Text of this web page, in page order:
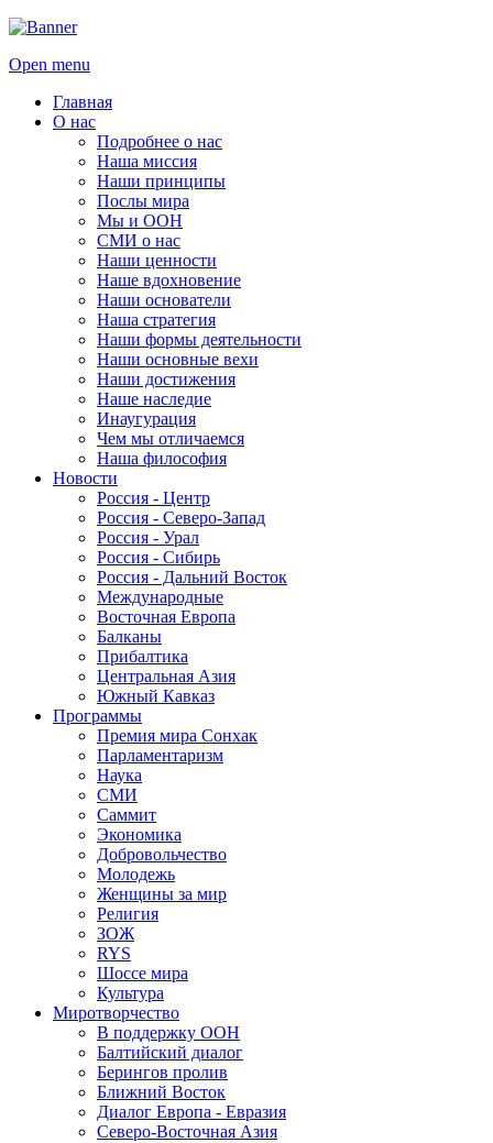
Open menu
Главная
О нас
Подробнее о нас
Наша миссия
Наши принципы
Послы мира
Мы и ООН
СМИ о нас
Наши ценности
Наше вдохновение
Наши основатели
Наша стратегия
Наши формы деятельности
Наши основные вехи
Наши достижения
Наше наследие
Инаугурация
Чем мы отличаемся
Наша философия
Новости
Россия - Центр
Россия - Северо-Запад
Россия - Урал
Россия - Сибирь
Россия - Дальний Восток
Международные
Восточная Европа
Балканы
Прибалтика
Центральная Азия
Южный Кавказ
Программы
Премия мира Сонхак
Парламентаризм
Наука
СМИ
Саммит
Экономика
Добровольчество
Молодежь
Женщины за мир
Религия
ЗОЖ
RYS
Шоссе мира
Культура
Миротворчество
В поддержку ООН
Балтийский диалог
Берингов пролив
Ближний Восток
Диалог Европа - Евразия
Северо-Восточная Азия